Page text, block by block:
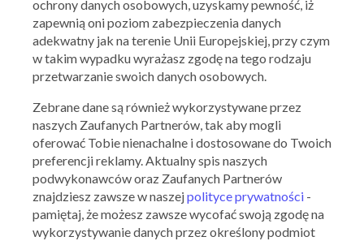
Iced Latte za 3 zł!
26.06.2026 - 29.06.2026
ochrony danych osobowych, uzyskamy pewność, iż
zapewnią oni poziom zabezpieczenia danych
adekwatny jak na terenie Unii Europejskiej, przy czym
w takim wypadku wyrażasz zgodę na tego rodzaju
przetwarzanie swoich danych osobowych.
Zebrane dane są również wykorzystywane przez
naszych Zaufanych Partnerów, tak aby mogli
oferować Tobie nienachalne i dostosowane do Twoich
preferencji reklamy. Aktualny spis naszych
podwykonawców oraz Zaufanych Partnerów
znajdziesz zawsze w naszejpolityce prywatności -
pamiętaj, że możesz zawsze wycofać swoją zgodę na
wykorzystywanie danych przez określony podmiot